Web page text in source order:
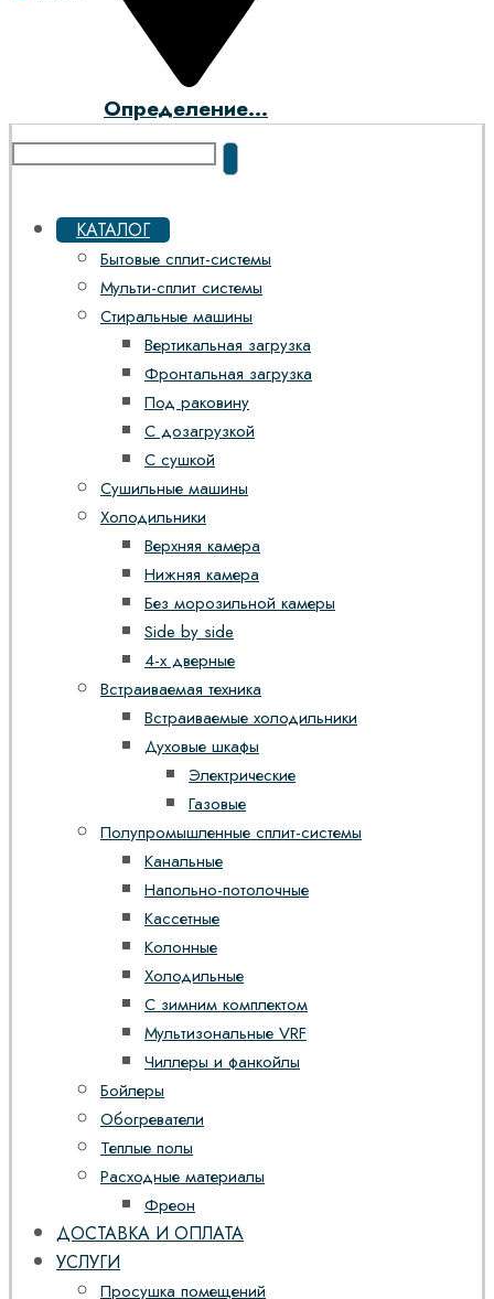
Определение...
КАТАЛОГ
Бытовые сплит-системы
Мульти-сплит системы
Стиральные машины
Вертикальная загрузка
Фронтальная загрузка
Под раковину
С дозагрузкой
С сушкой
Сушильные машины
Холодильники
Верхняя камера
Нижняя камера
Без морозильной камеры
Side by side
4-х дверные
Встраиваемая техника
Встраиваемые холодильники
Духовые шкафы
Электрические
Газовые
Полупромышленные сплит-системы
Канальные
Напольно-потолочные
Кассетные
Колонные
Холодильные
С зимним комплектом
Мультизональные VRF
Чиллеры и фанкойлы
Бойлеры
Обогреватели
Теплые полы
Расходные материалы
Фреон
ДОСТАВКА И ОПЛАТА
УСЛУГИ
Просушка помещений